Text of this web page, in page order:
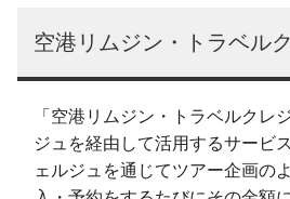
空港リムジン・トラベル
「空港リムジン・トラベルクレ
ジュを経由して活用するサービ
ェルジュを通じてツアー企画の